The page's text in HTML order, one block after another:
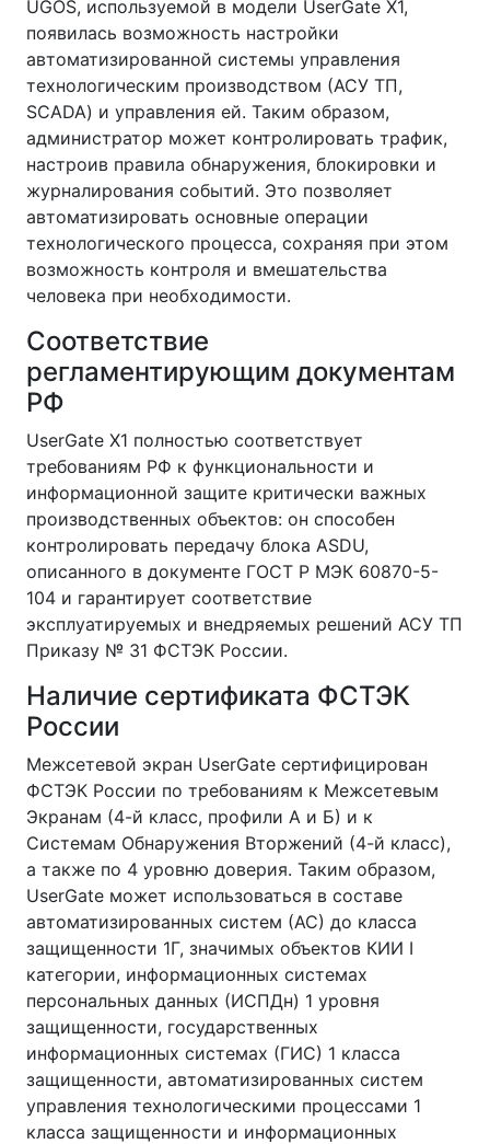
UGOS, используемой в модели UserGate X1,
появилась возможность настройки
автоматизированной системы управления
технологическим производством (АСУ ТП,
SCADA) и управления ей. Таким образом,
администратор может контролировать трафик,
настроив правила обнаружения, блокировки и
журналирования событий. Это позволяет
автоматизировать основные операции
технологического процесса, сохраняя при этом
возможность контроля и вмешательства
человека при необходимости.
Соответствие
регламентирующим документам
РФ
UserGate X1 полностью соответствует
требованиям РФ к функциональности и
информационной защите критически важных
производственных объектов: он способен
контролировать передачу блока ASDU,
описанного в документе ГОСТ Р МЭК 60870-5-
104 и гарантирует соответствие
эксплуатируемых и внедряемых решений АСУ ТП
Приказу № 31 ФСТЭК России.
Наличие сертификата ФСТЭК
России
Межсетевой экран UserGate сертифицирован
ФСТЭК России по требованиям к Межсетевым
Экранам (4-й класс, профили А и Б) и к
Системам Обнаружения Вторжений (4-й класс),
а также по 4 уровню доверия. Таким образом,
UserGate может использоваться в составе
автоматизированных систем (АС) до класса
защищенности 1Г, значимых объектов КИИ I
категории, информационных системах
персональных данных (ИСПДн) 1 уровня
защищенности, государственных
информационных системах (ГИС) 1 класса
защищенности, автоматизированных систем
управления технологическими процессами 1
класса защищенности и информационных